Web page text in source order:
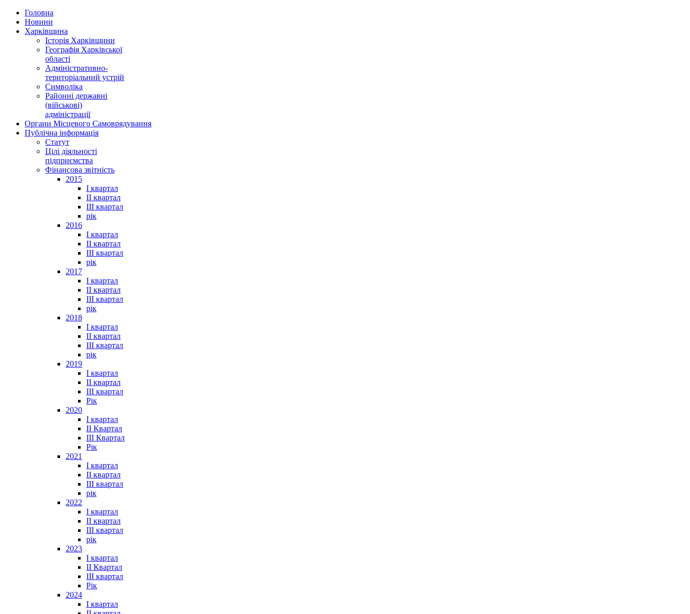
Головна
Новини
Харківщина
Історія Харківщини
Географія Харківської
області
Адміністративно-
територіальний устрій
Символіка
Районні державні
(військові)
адміністрації
Органи Місцевого Самоврядування
Публічна інформація
Статут
Цілі діяльності
підприємства
Фінансова звітність
2015
I квартал
II квартал
III квартал
рік
2016
I квартал
II квартал
III квартал
рік
2017
I квартал
II квартал
III квартал
рік
2018
I квартал
II квартал
III квартал
рік
2019
I квартал
II квартал
III квартал
Рік
2020
I квартал
II Квартал
III Квартал
Рік
2021
I квартал
II квартал
III квартал
рік
2022
I квартал
II квартал
ІІІ квартал
рік
2023
І квартал
ІІ Квартал
III квартал
Рік
2024
I квартал